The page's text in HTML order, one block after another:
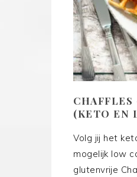
CHAFFLES
(KETO EN
Volg jij het
mogelijk low
glutenvrije